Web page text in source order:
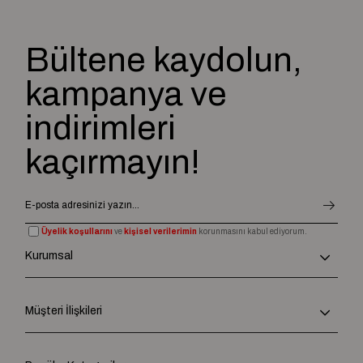
Bültene kaydolun,
kampanya ve
indirimleri
kaçırmayın!
Üyelik koşullarını ve kişisel verilerimin korunmasını kabul ediyorum.
Kurumsal
Müşteri İlişkileri